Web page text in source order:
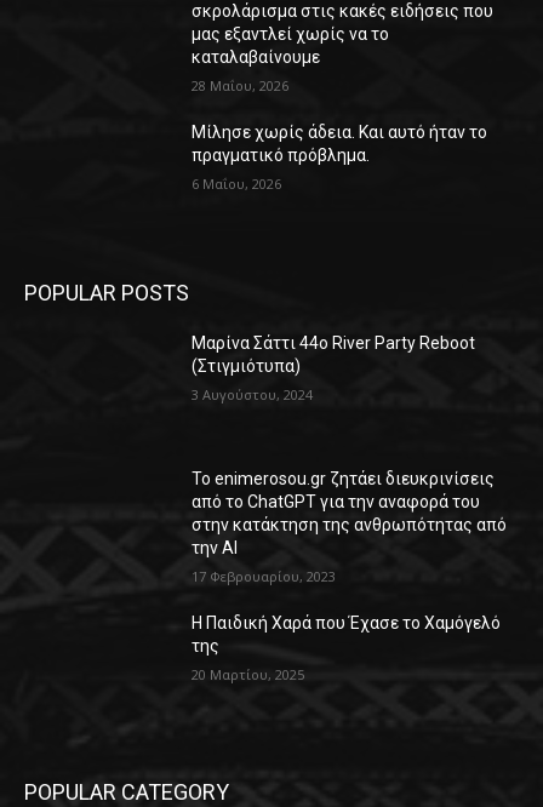
σκρολάρισμα στις κακές ειδήσεις που
μας εξαντλεί χωρίς να το
καταλαβαίνουμε
28 Μαΐου, 2026
Μίλησε χωρίς άδεια. Και αυτό ήταν το
πραγματικό πρόβλημα.
6 Μαΐου, 2026
POPULAR POSTS
Μαρίνα Σάττι 44o River Party Reboot
(Στιγμιότυπα)
3 Αυγούστου, 2024
Το enimerosou.gr ζητάει διευκρινίσεις
από το ChatGPT για την αναφορά του
στην κατάκτηση της ανθρωπότητας από
την AI
17 Φεβρουαρίου, 2023
Η Παιδική Χαρά που Έχασε το Χαμόγελό
της
20 Μαρτίου, 2025
POPULAR CATEGORY